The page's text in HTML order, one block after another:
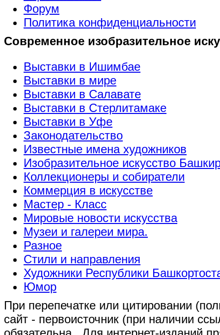
Форум
Политика конфиденциальности
Современное изобразительное
Выставки в Ишимбае
Выставки в мире
Выставки в Салавате
Выставки в Стерлитамаке
Выставки в Уфе
Законодательство
Известные имена художников
Изобразительное искусство
Коллекционеры и собиратели
Коммерция в искусстве
Мастер - Класс
Мировые новости искусства
Музеи и галереи мира.
Разное
Стили и направления
Художники Республики
Юмор
При перепечатке или цитировании
сайт - первоисточник (при наличии